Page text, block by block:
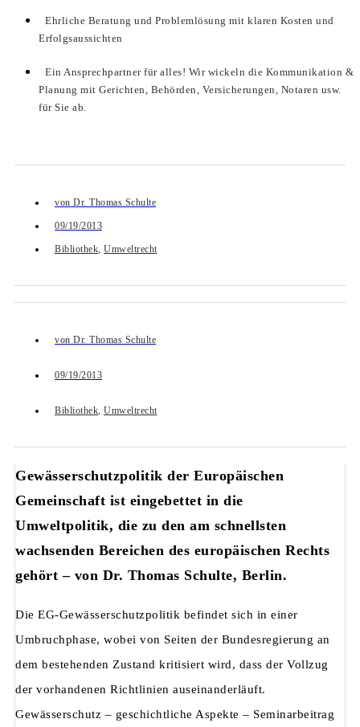
Ehrliche Beratung und Problemlösung mit klaren Kosten und
Erfolgsaussichten
Ein Ansprechpartner für alles! Wir wickeln die Kommunikation &
Planung mit Gerichten, Behörden, Versicherungen, Notaren usw.
für Sie ab.
von Dr. Thomas Schulte
09/19/2013
Bibliothek, Umweltrecht
von Dr. Thomas Schulte
09/19/2013
Bibliothek, Umweltrecht
Gewässerschutzpolitik der Europäischen
Gemeinschaft ist eingebettet in die
Umweltpolitik, die zu den am schnellsten
wachsenden Bereichen des europäischen Rechts
gehört – von Dr. Thomas Schulte, Berlin.
Die EG-Gewässerschutzpolitik befindet sich in einer
Umbruchphase, wobei von Sei­ten der Bundesregierung an
dem bestehenden Zustand kritisiert wird, dass der Vollzug
der vorhandenen Richtlinien auseinanderläuft.
Gewässerschutz – geschichtliche Aspekte – Seminarbeitrag